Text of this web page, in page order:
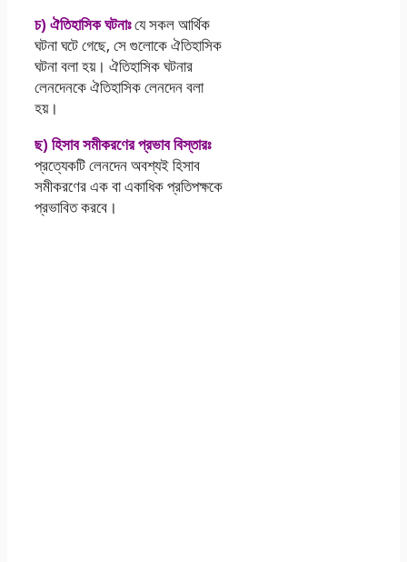
চ) ঐতিহাসিক ঘটনাঃযে সকল আর্থিক
ঘটনা ঘটে গেছে, সে গুলােকে ঐতিহাসিক
ঘটনা বলা হয়। ঐতিহাসিক ঘটনার
লেনদেনকে ঐতিহাসিক লেনদেন বলা
হয়।
ছ) হিসাব সমীকরণের প্রভাব বিস্তারঃ
প্রত্যেকটি লেনদেন অবশ্যই হিসাব
সমীকরণের এক বা একাধিক প্রতিপক্ষকে
প্রভাবিত করবে।